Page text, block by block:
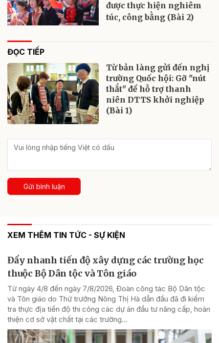
được thực hiện nghiêm
túc, công bằng (Bài 2)
ĐỌC TIẾP
Từ bản làng gửi đến nghị
trường Quốc hội: Gỡ "nút
thắt" để hỗ trợ thanh
niên DTTS khởi nghiệp
(Bài 1)
Gửi bình luận
XEM THÊM TIN TỨC - SỰ KIỆN
Đẩy nhanh tiến độ xây dựng các trường học
thuộc Bộ Dân tộc và Tôn giáo
Từ ngày 4/8 đến ngày 7/8/2026, Đoàn công tác Bộ Dân tộc
và Tôn giáo do Thứ trưởng Nông Thị Hà dẫn đầu đã đi kiểm
tra thực địa tiến độ thi công các dự án đầu tư nâng cấp, hoàn
thiện cơ sở vật chất tại các trường...